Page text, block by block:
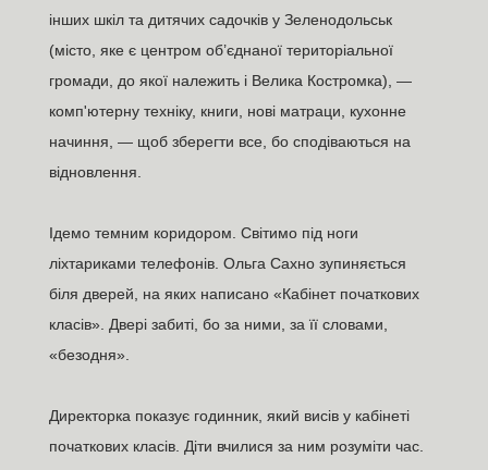
інших шкіл та дитячих садочків у Зеленодольськ
(місто, яке є центром об’єднаної територіальної
громади, до якої належить і Велика Костромка), —
комп'ютерну техніку, книги, нові матраци, кухонне
начиння, — щоб зберегти все, бо сподіваються на
відновлення.
Ідемо темним коридором. Світимо під ноги
ліхтариками телефонів. Ольга Сахно зупиняється
біля дверей, на яких написано «Кабінет початкових
класів». Двері забиті, бо за ними, за її словами,
«безодня».
Директорка показує годинник, який висів у кабінеті
початкових класів. Діти вчилися за ним розуміти час.